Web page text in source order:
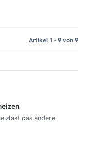
Artikel 1 - 9 von 9
das andere.